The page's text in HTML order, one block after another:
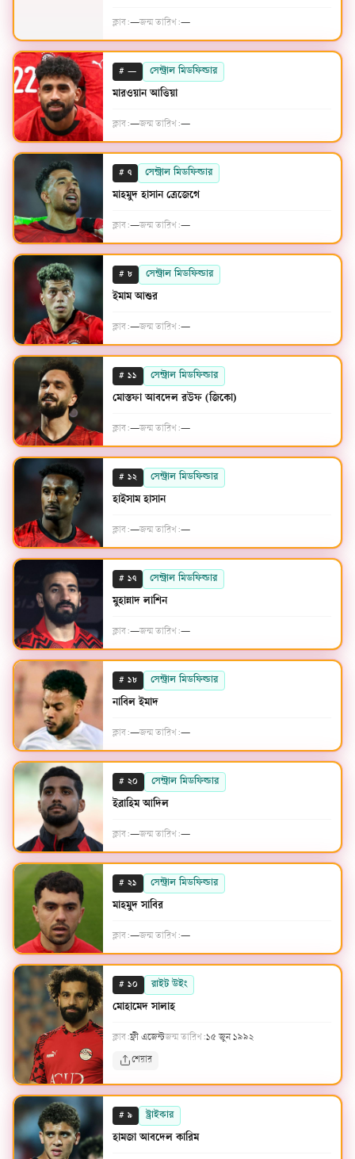
ক্লাব:—জন্ম তারিখ:—
# — সেন্ট্রাল মিডফিল্ডার
মারওয়ান আত্তিয়া
ক্লাব:—জন্ম তারিখ:—
# ৭ সেন্ট্রাল মিডফিল্ডার
মাহমুদ হাসান ত্রেজেগে
ক্লাব:—জন্ম তারিখ:—
# ৮ সেন্ট্রাল মিডফিল্ডার
ইমাম আশুর
ক্লাব:—জন্ম তারিখ:—
# ১১ সেন্ট্রাল মিডফিল্ডার
মোস্তফা আবদেল রউফ (জিকো)
ক্লাব:—জন্ম তারিখ:—
# ১২ সেন্ট্রাল মিডফিল্ডার
হাইসাম হাসান
ক্লাব:—জন্ম তারিখ:—
# ১৭ সেন্ট্রাল মিডফিল্ডার
মুহান্নাদ লাশিন
ক্লাব:—জন্ম তারিখ:—
# ১৮ সেন্ট্রাল মিডফিল্ডার
নাবিল ইমাদ
ক্লাব:—জন্ম তারিখ:—
# ২০ সেন্ট্রাল মিডফিল্ডার
ইব্রাহিম আদিল
ক্লাব:—জন্ম তারিখ:—
# ২১ সেন্ট্রাল মিডফিল্ডার
মাহমুদ সাবির
ক্লাব:—জন্ম তারিখ:—
# ১০ রাইট উইং
মোহামেদ সালাহ
ক্লাব:ফ্রী এজেন্টজন্ম তারিখ:১৫ জুন ১৯৯২
শেয়ার
# ৯ স্ট্রাইকার
হামজা আবদেল কারিম